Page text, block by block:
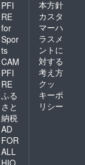
PFI
RE
for
Spor
ts
CAM
PFI
RE
ふる
さと
納税
AD
FOR
ALL
本方針
カスタ
マーハ
ラスメ
ントに
対する
考え方
クッ
キーポ
リシー